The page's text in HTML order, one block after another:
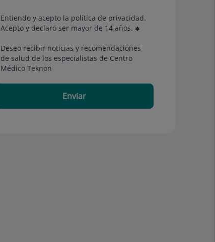
Entiendo y acepto la política de privacidad.
Acepto y declaro ser mayor de 14 años.
Deseo recibir noticias y recomendaciones
de salud de los especialistas de Centro
Médico Teknon
Enviar